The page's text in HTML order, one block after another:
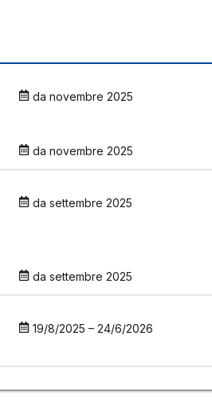
da novembre 2025
da novembre 2025
da settembre 2025
da settembre 2025
19/8/2025 – 24/6/2026